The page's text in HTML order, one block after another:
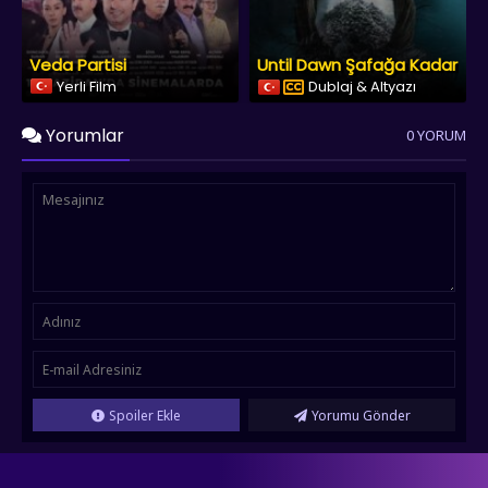
Veda Partisi
Yerli Film
Until Dawn Şafağa Kadar
Dublaj & Altyazı
Yorumlar 0 YORUM
Spoiler Ekle Yorumu Gönder